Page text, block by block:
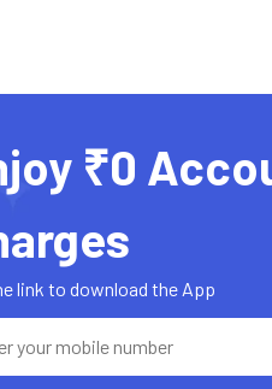
₹0
link to download the App